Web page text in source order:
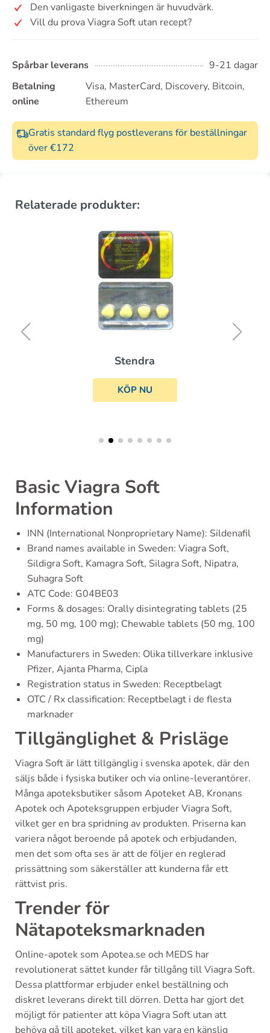
Den vanligaste biverkningen är huvudvärk.
Vill du prova Viagra Soft utan recept?
Spårbar leverans
9-21 dagar
Betalning
online
Visa, MasterCard, Discovery, Bitcoin,
Ethereum
Gratis standard flyg postleverans för beställningar
över €172
Relaterade produkter:
Sildalis
Basic Viagra Soft
Information
INN (International Nonproprietary Name): Sildenafil
Brand names available in Sweden: Viagra Soft,
Sildigra Soft, Kamagra Soft, Silagra Soft, Nipatra,
Suhagra Soft
ATC Code: G04BE03
Forms & dosages: Orally disintegrating tablets (25
mg, 50 mg, 100 mg); Chewable tablets (50 mg, 100
mg)
Manufacturers in Sweden: Olika tillverkare inklusive
Pfizer, Ajanta Pharma, Cipla
Registration status in Sweden: Receptbelagt
OTC / Rx classification: Receptbelagt i de flesta
marknader
Tillgänglighet & Prisläge
Viagra Soft är lätt tillgänglig i svenska apotek, där den
säljs både i fysiska butiker och via online-leverantörer.
Många apoteksbutiker såsom Apoteket AB, Kronans
Apotek och Apoteksgruppen erbjuder Viagra Soft,
vilket ger en bra spridning av produkten. Priserna kan
variera något beroende på apotek och erbjudanden,
men det som ofta ses är att de följer en reglerad
prissättning som säkerställer att kunderna får ett
rättvist pris.
Trender för
Nätapoteksmarknaden
Online-apotek som Apotea.se och MEDS har
revolutionerat sättet kunder får tillgång till Viagra Soft.
Dessa plattformar erbjuder enkel beställning och
diskret leverans direkt till dörren. Detta har gjort det
möjligt för patienter att köpa Viagra Soft utan att
behöva gå till apoteket, vilket kan vara en känslig